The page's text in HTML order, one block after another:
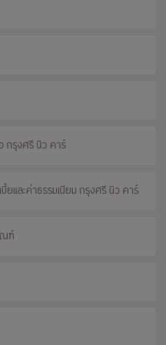
กรุงศรี นิว คาร์
และค่าธรรมเนียม กรุงศรี นิว คาร์
ณฑ์